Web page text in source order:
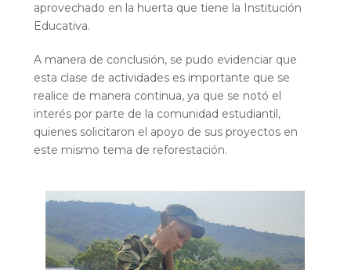
aprovechado en la huerta que tiene la Institución
Educativa.
A manera de conclusión, se pudo evidenciar que
esta clase de actividades es importante que se
realice de manera continua, ya que se notó el
interés por parte de la comunidad estudiantil,
quienes solicitaron el apoyo de sus proyectos en
este mismo tema de reforestación.